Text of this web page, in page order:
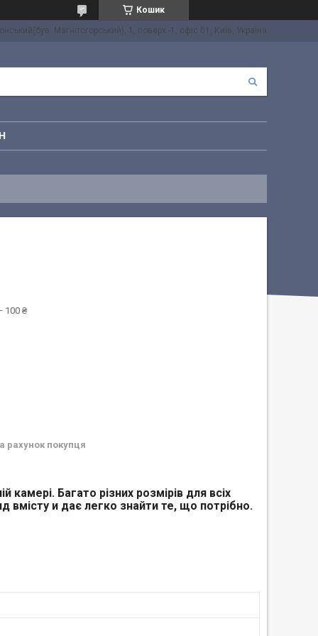
Кошик
Магнітогорський), 1, поверх -1, офіс 01, Київ, Україна
100 ₴
рахунок покупця
камері. Багато різних розмірів для всіх
вмісту и дає легко знайти те, що потрібно.